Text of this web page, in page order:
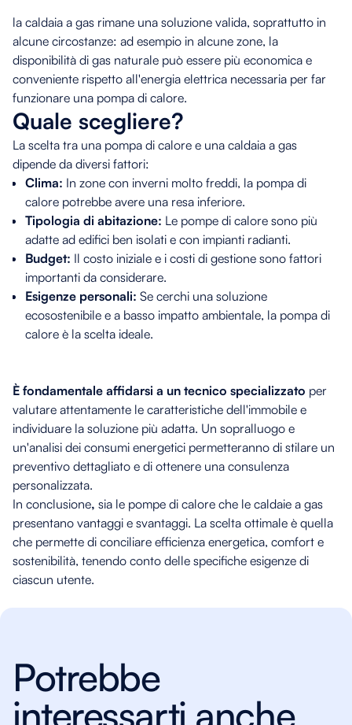
la caldaia a gas rimane una soluzione valida, soprattutto in
alcune circostanze: ad esempio in alcune zone, la
disponibilità di gas naturale può essere più economica e
conveniente rispetto all'energia elettrica necessaria per far
funzionare una pompa di calore.
Quale scegliere?
La scelta tra una pompa di calore e una caldaia a gas
dipende da diversi fattori:
Clima: In zone con inverni molto freddi, la pompa di
calore potrebbe avere una resa inferiore.
Tipologia di abitazione: Le pompe di calore sono più
adatte ad edifici ben isolati e con impianti radianti.
Budget: Il costo iniziale e i costi di gestione sono fattori
importanti da considerare.
Esigenze personali: Se cerchi una soluzione
ecosostenibile e a basso impatto ambientale, la pompa di
calore è la scelta ideale.
È fondamentale affidarsi a un tecnico specializzato per
valutare attentamente le caratteristiche dell'immobile e
individuare la soluzione più adatta. Un sopralluogo e
un'analisi dei consumi energetici permetteranno di stilare un
preventivo dettagliato e di ottenere una consulenza
personalizzata.
In conclusione, sia le pompe di calore che le caldaie a gas
presentano vantaggi e svantaggi. La scelta ottimale è quella
che permette di conciliare efficienza energetica, comfort e
sostenibilità, tenendo conto delle specifiche esigenze di
ciascun utente.
Potrebbe
interessarti anche